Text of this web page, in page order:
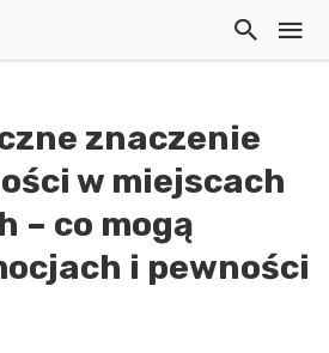
znaczenie
w miejscach
– co mogą
i pewności